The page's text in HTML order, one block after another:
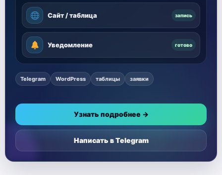
Сайт / таблица запись
Уведомление готово
Telegram WordPress таблицы заявки
Узнать подробнее →
Написать в Telegram